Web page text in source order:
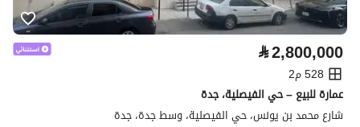
⃁2,800,000
528 م2
عمارة للبيع – حي الفيصلية، جدة
شارع محمد بن يونس، حي الفيصلية، وسط جدة، جدة